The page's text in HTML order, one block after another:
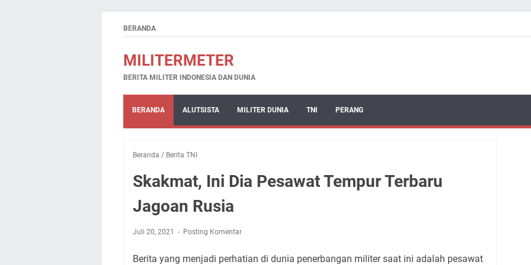
BERANDA
MILITERMETER
BERITA MILITER INDONESIA DAN DUNIA
BERANDA ALUTSISTA MILITER DUNIA TNI PERANG
Beranda / Berita TNI
Skakmat, Ini Dia Pesawat Tempur Terbaru
Jagoan Rusia
Juli 20, 2021 Posting Komentar
Berita yang menjadi perhatian di dunia penerbangan militer saat ini adalah pesawat